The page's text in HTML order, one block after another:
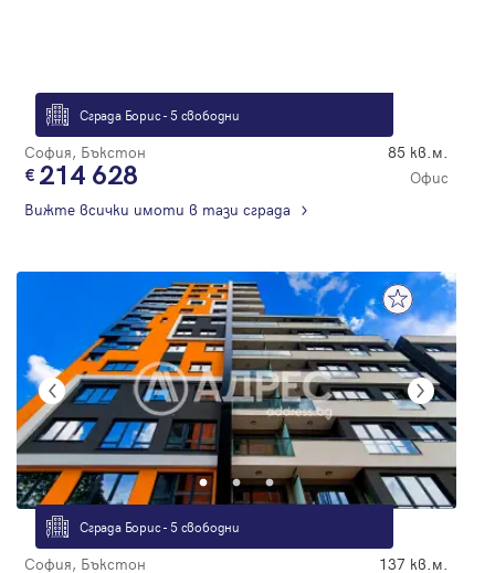
Сграда Борис - 5 свободни
София, Бъкстон 85 кв.м.
214 628
Офис
Вижте всички имоти в тази сграда
Сграда Борис - 5 свободни
София, Бъкстон 137 кв.м.